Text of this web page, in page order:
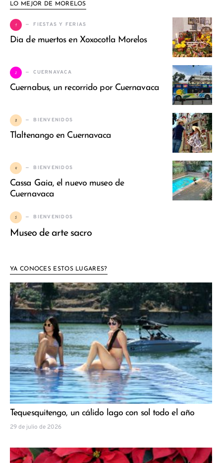
LO MEJOR DE MORELOS
1 FIESTAS Y FERIAS
Dia de muertos en Xoxocotla Morelos
2 CUERNAVACA
Cuernabus, un recorrido por Cuernavaca
3 BIENVENIDOS
Tlaltenango en Cuernavaca
4 BIENVENIDOS
Cassa Gaia, el nuevo museo de
Cuernavaca
5 BIENVENIDOS
Museo de arte sacro
YA CONOCES ESTOS LUGARES?
Tequesquitengo, un cálido lago con sol todo el año
29 de julio de 2026